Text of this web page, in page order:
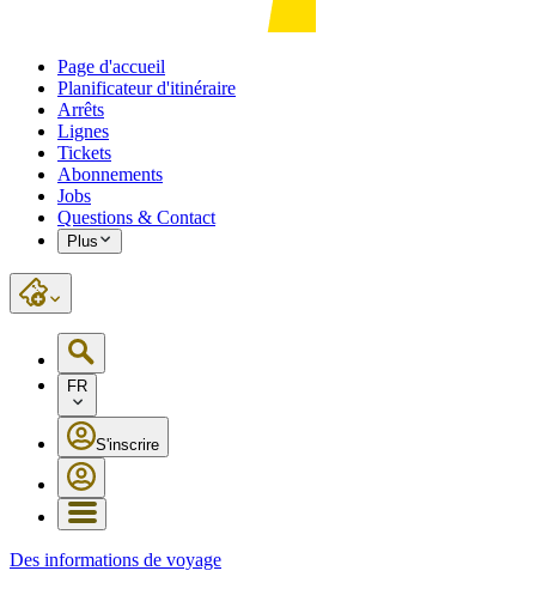
Page d'accueil
Planificateur d'itinéraire
Arrêts
Lignes
Tickets
Abonnements
Jobs
Questions & Contact
Plus
FR
S'inscrire
Des informations de voyage